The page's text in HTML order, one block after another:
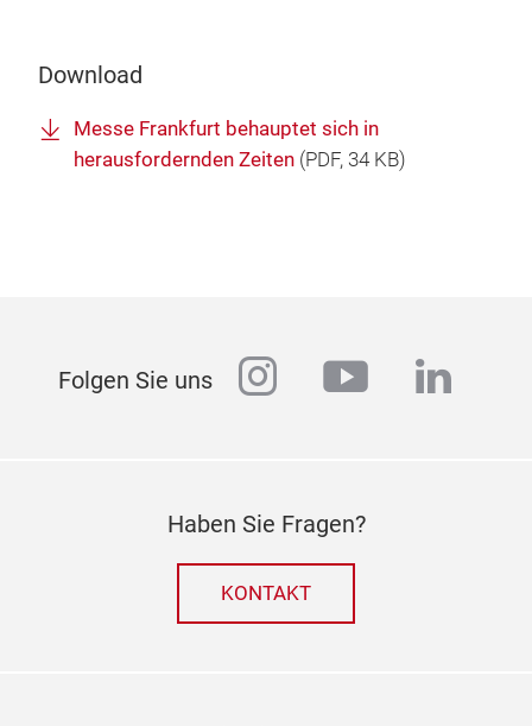
Download
Messe Frankfurt behauptet sich in
herausfordernden Zeiten (PDF, 34 KB)
Folgen Sie uns instagram
youtube
Haben Sie Fragen?
KONTAKT